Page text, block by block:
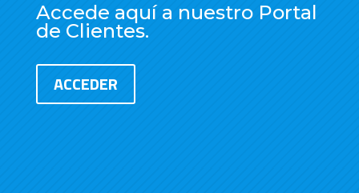
Accede aquí a nuestro Portal
de Clientes.
ACCEDER